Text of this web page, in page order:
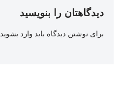
دیدگاهتان را بنویسید
برای نوشتن دیدگاه باید وارد بشوید